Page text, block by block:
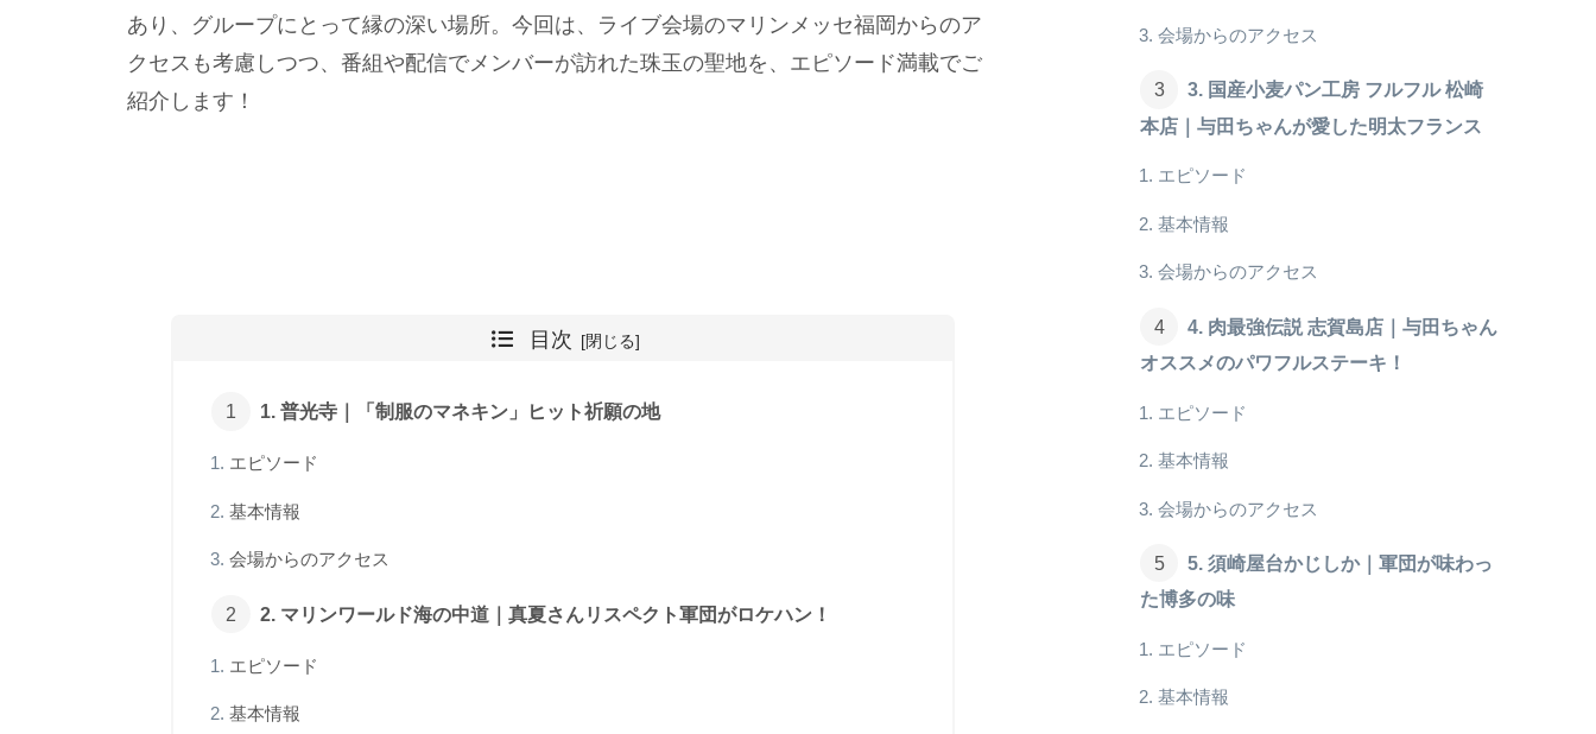
あり、グループにとって縁の深い場所。今回は、ライブ会場のマリンメッセ福岡からのア
クセスも考慮しつつ、番組や配信でメンバーが訪れた珠玉の聖地を、エピソード満載でご
紹介します！
目次
1. 普光寺｜「制服のマネキン」ヒット祈願の地
エピソード
基本情報
会場からのアクセス
2. マリンワールド海の中道｜真夏さんリスペクト軍団がロケハン！
エピソード
基本情報
会場からのアクセス
3. 国産小麦パン工房 フルフル 松崎
本店｜与田ちゃんが愛した明太フランス
エピソード
基本情報
会場からのアクセス
4. 肉最強伝説 志賀島店｜与田ちゃん
オススメのパワフルステーキ！
エピソード
基本情報
会場からのアクセス
5. 須崎屋台かじしか｜軍団が味わっ
た博多の味
エピソード
基本情報